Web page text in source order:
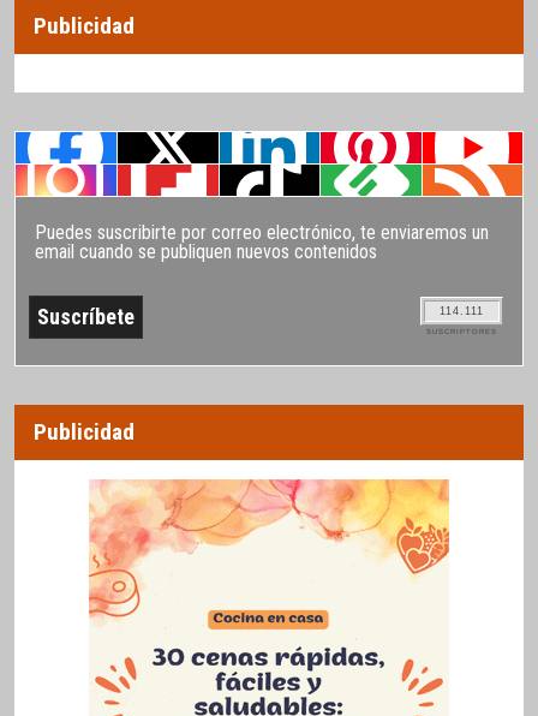
Publicidad
Puedes suscribirte por correo electrónico, te enviaremos un
email cuando se publiquen nuevos contenidos
114.111
SUSCRIPTORES
Publicidad